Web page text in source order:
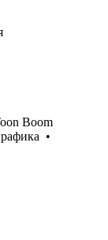
Boom
•